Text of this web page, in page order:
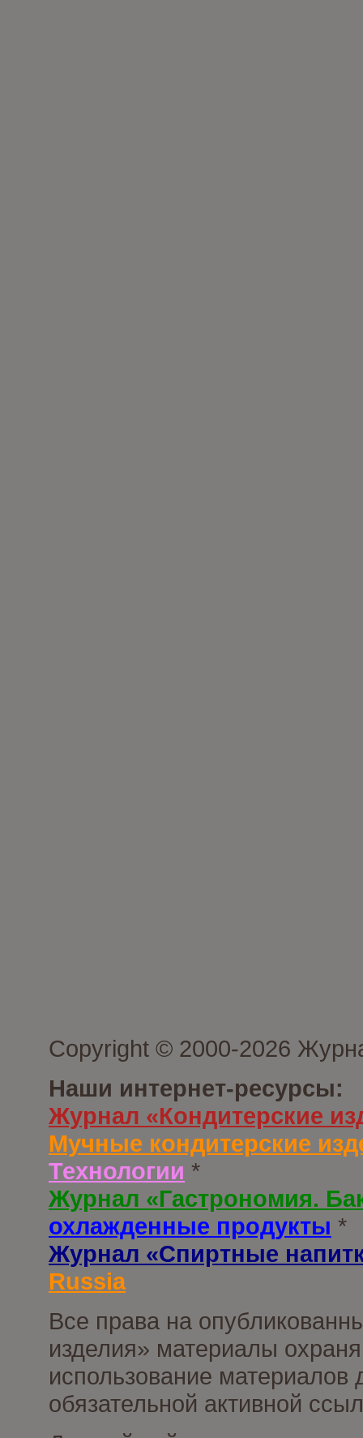
Copyright © 2000-2026
Наши интернет-ресурсы:
Журнал «Кондитерские
Мучные кондитерские
Технологии *
Журнал «Гастрономия.
охлажденные продукты *
Журнал «Спиртные
Russia
Все права на
изделия» материалы
использование материалов
обязательной активной